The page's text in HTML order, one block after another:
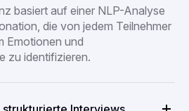
basiert auf einer NLP-Analyse
die von jedem Teilnehmer
Emotionen und
zu identifizieren.